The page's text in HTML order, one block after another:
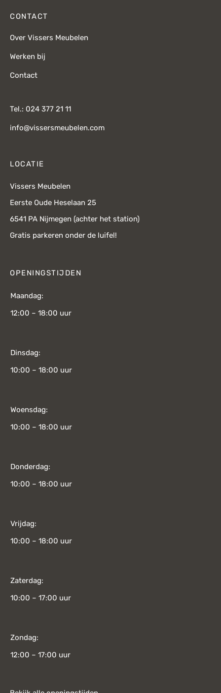
CONTACT
Over Vissers Meubelen
Werken bij
Contact
Tel.: 024 377 21 11
info@vissersmeubelen.com
LOCATIE
Vissers Meubelen
Eerste Oude Heselaan 25
6541 PA Nijmegen (achter het station)
Gratis parkeren onder de luifel!
OPENINGSTIJDEN
Maandag:
12:00 – 18:00 uur
Dinsdag:
10:00 – 18:00 uur
Woensdag:
10:00 – 18:00 uur
Donderdag:
10:00 – 18:00 uur
Vrijdag:
10:00 – 18:00 uur
Zaterdag:
10:00 – 17:00 uur
Zondag:
12:00 – 17:00 uur